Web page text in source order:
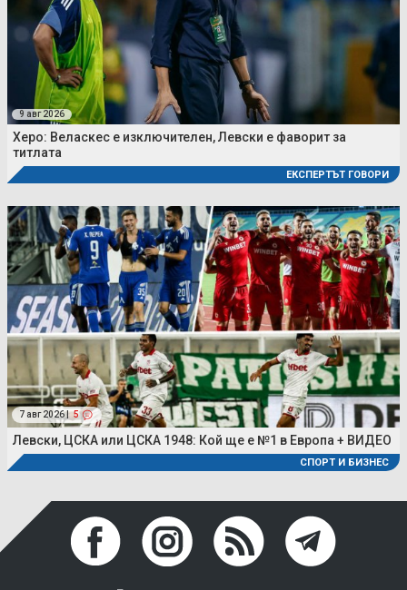
9 авг 2026
Херо: Веласкес е изключителен, Левски е фаворит за
титлата
ЕКСПЕРТЪТ ГОВОРИ
7 авг 2026 | 5
Левски, ЦСКА или ЦСКА 1948: Кой ще е №1 в Европа + ВИДЕО
СПОРТ И БИЗНЕС